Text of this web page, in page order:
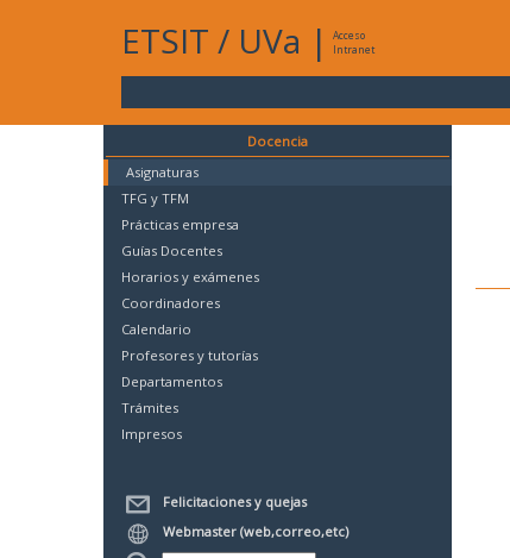
ETSIT / UVa |
Acceso
Intranet
Docencia
Asignaturas
TFG y TFM
Prácticas empresa
Guías Docentes
Horarios y exámenes
Coordinadores
Calendario
Profesores y tutorías
Departamentos
Trámites
Impresos
Felicitaciones y quejas
Webmaster (web,correo,etc)